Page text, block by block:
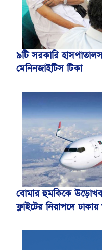
৯টি সরকারি
মেনিনজাইটিস টিকা
বোমার হুমকিকে
ফ্লাইটের নিরাপদে